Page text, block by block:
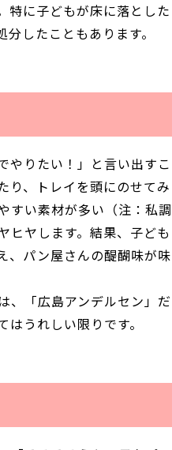
特に子どもが床に落とした
したこともあります。
やりたい！」と言い出すこ
り、トレイを頭にのせてみ
すい素材が多い（注：私調
ヒヤします。結果、子ども
、パン屋さんの醍醐味が味
、「広島アンデルセン」だ
うれしい限りです。